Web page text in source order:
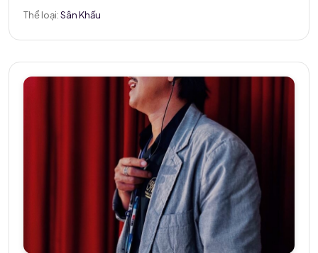
Thể loại:Sân Khấu